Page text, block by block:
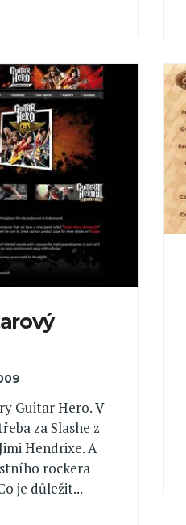
Guitar Hero. V
za Slashe z
Hendrixe. A
rockera
je důležit...